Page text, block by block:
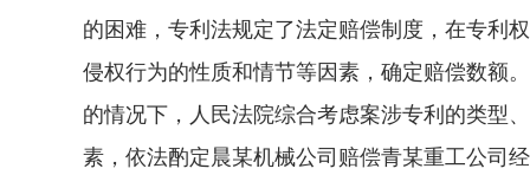
的困难，专利法规定了法定赔偿制度，在专利
侵权行为的性质和情节等因素，确定赔偿数额
的情况下，人民法院综合考虑案涉专利的类型
素，依法酌定晨某机械公司赔偿青某重工公司